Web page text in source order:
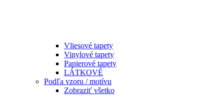
Vliesové tapety
Vinylové tapety
Papierové tapety
LÁTKOVÉ
Podľa vzoru / motívu
Zobraziť všetko